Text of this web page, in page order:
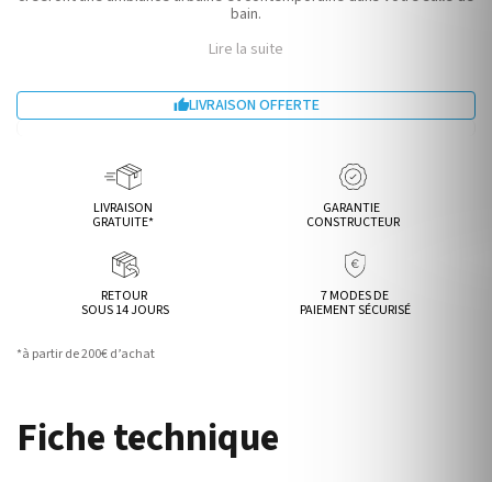
bain.
Lire la suite
LIVRAISON OFFERTE
LIVRAISON
GRATUITE*
GARANTIE
CONSTRUCTEUR
RETOUR
SOUS 14 JOURS
7 MODES DE
PAIEMENT SÉCURISÉ
*à partir de 200€ d’achat
Fiche technique